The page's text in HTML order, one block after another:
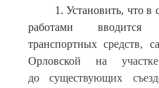
1. Установить, что
работами вводится
транспортных средств,
Орловской на
до существующих